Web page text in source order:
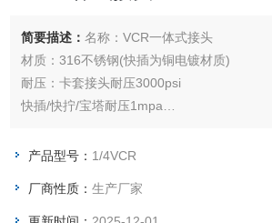
简要描述：名称：VCR一体式接头
材质：316不锈钢(快插为铜电镀材质)
耐压：卡套接头耐压3000psi
快插/快拧/宝塔耐压1mpa
选择
外径选择
产品型号： 1/4VCR
厂商性质：生产厂家